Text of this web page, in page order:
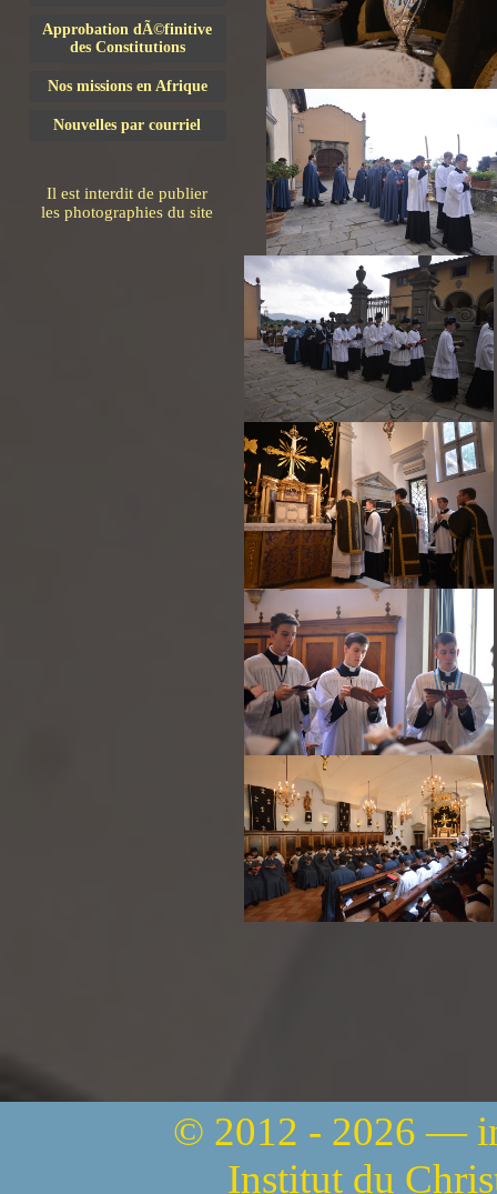
Approbation dÃ©finitive
des Constitutions
Nos missions en Afrique
Nouvelles par courriel
Il est interdit de publier
les photographies du site
© 2012 - 2026 —
Institut du